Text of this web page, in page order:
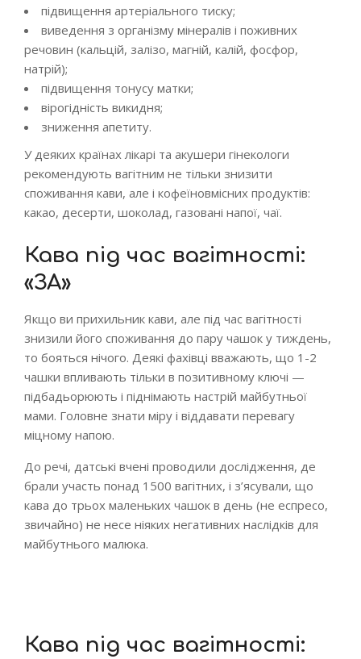
підвищення артеріального тиску;
виведення з організму мінералів і поживних
речовин (кальцій, залізо, магній, калій, фосфор,
натрій);
підвищення тонусу матки;
вірогідність викидня;
зниження апетиту.
У деяких країнах лікарі та акушери гінекологи
рекомендують вагітним не тільки знизити
споживання кави, але і кофеїновмісних продуктів:
какао, десерти, шоколад, газовані напої, чаї.
Кава під час вагітності:
«ЗА»
Якщо ви прихильник кави, але під час вагітності
знизили його споживання до пару чашок у тиждень,
то бояться нічого. Деякі фахівці вважають, що 1-2
чашки впливають тільки в позитивному ключі —
підбадьорюють і піднімають настрій майбутньої
мами. Головне знати міру і віддавати перевагу
міцному напою.
До речі, датські вчені проводили дослідження, де
брали участь понад 1500 вагітних, і з’ясували, що
кава до трьох маленьких чашок в день (не еспресо,
звичайно) не несе ніяких негативних наслідків для
майбутнього малюка.
Кава під час вагітності: